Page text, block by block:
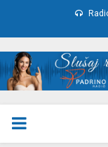
PRIMARY